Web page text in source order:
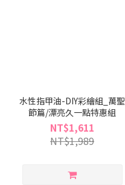
水性指甲油-DIY彩繪組_萬聖
節篇/漂亮久一點特惠組
NT$1,611
NT$1,989